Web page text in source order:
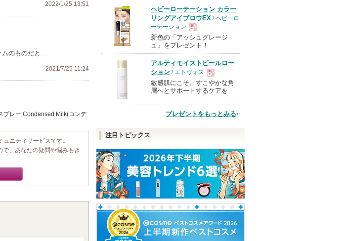
2022/1/25 13:51
ムのものだと…
2021/7/25 11:24
プレー Condensed Milk(コンデ
ニティサービスです。
、あなたの疑問や悩みもき
り
登
録
れ
て
い
ヘビーローテーション カラー
リングアイブロウEX / ヘビーロ
ーテーション
現
品
新色の「アッシュグレージ
ュ」をプレゼント！
アルティモイストピールロー
ション / エトヴォス
現
品
敏感肌にこそ、すこやかな角
層へとサポートするケアを
プレゼントをもっとみる
注目トピックス